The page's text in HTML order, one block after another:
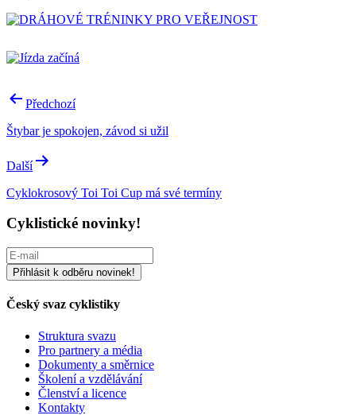
Navigace
pro
příspěvek
Předchozí
Štybar je spokojen, závod si užil
Další
Cyklokrosový Toi Toi Cup má své termíny
Cyklistické novinky!
Český svaz cyklistiky
Struktura svazu
Pro partnery a média
Dokumenty a směrnice
Školení a vzdělávání
Členství a licence
Kontakty